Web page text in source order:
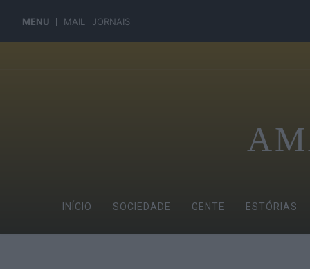
MENU MAIL JORNAIS
INÍCIO SOCIEDADE GENTE ESTÓRIAS